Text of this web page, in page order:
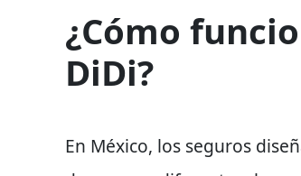
¿Cómo
DiDi?
En México, los seguros